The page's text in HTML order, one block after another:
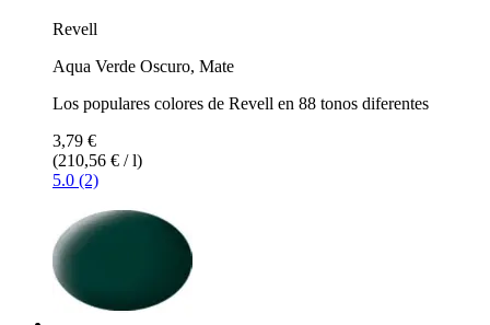
Revell
Aqua Verde Oscuro, Mate
Los populares colores de Revell en 88 tonos diferentes
3,79 €
(210,56 € / l)
5.0 (2)